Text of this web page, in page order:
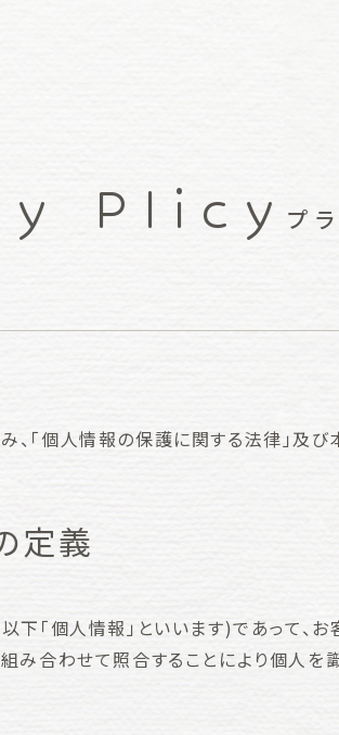
Plicy プ
「個人情報の保護に関する法律」及
定義
下「個人情報」といいます)であって、
み合わせて照合することにより個人を